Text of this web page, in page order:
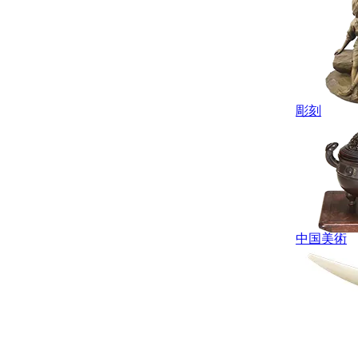
彫刻
中国美術